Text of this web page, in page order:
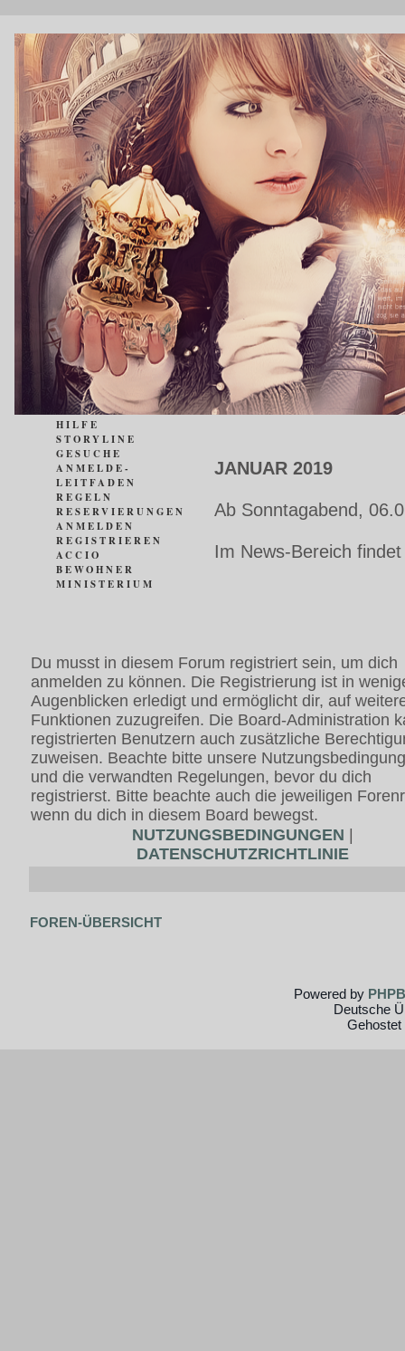
HILFE
STORYLINE
GESUCHE
ANMELDE-
LEITFADEN
REGELN
RESERVIERUNGEN
ANMELDEN
REGISTRIEREN
ACCIO
BEWOHNER
MINISTERIUM
JANUAR 2019
Ab Sonntagabend,
Im News-Bereich
Du musst in diesem Forum registriert sein, um dich
anmelden zu können. Die Registrierung ist in
Augenblicken erledigt und ermöglicht dir, auf
Funktionen zuzugreifen. Die Board-Administration
registrierten Benutzern auch zusätzliche
zuweisen. Beachte bitte unsere
und die verwandten Regelungen, bevor du dich
registrierst. Bitte beachte auch die jeweiligen
wenn du dich in diesem Board bewegst.
NUTZUNGSBEDINGUNGEN
DATENSCHUTZRICHTLINIE
FOREN-ÜBERSICHT
Powered by
Deutsche